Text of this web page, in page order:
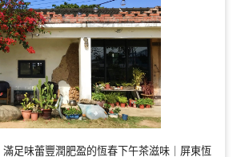
足味蕾豐潤肥盈的恆春下午茶滋味｜屏東恆